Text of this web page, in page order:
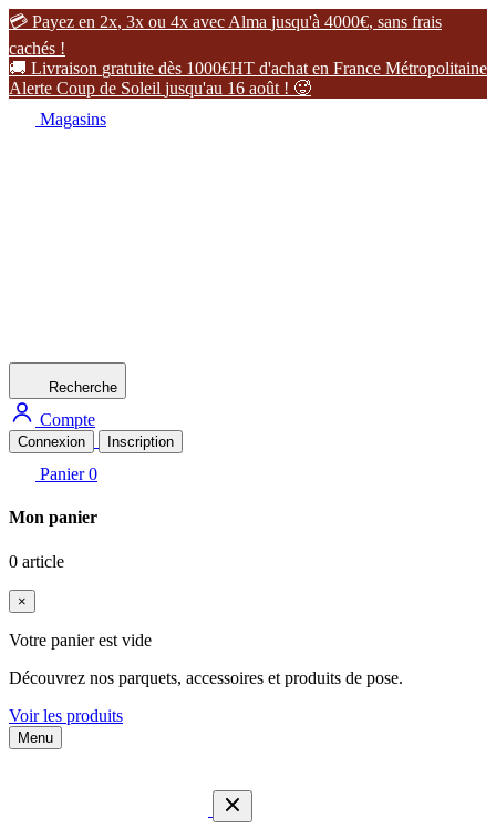
 Payez en 2x, 3x ou 4x avec Alma jusqu'à 4000€, sans frais
cachés !
 Livraison gratuite dès 1000€HT d'achat en France Métropolitaine
Alerte Coup de Soleil jusqu'au 16 août ! 
Magasins
Recherche
Compte
Connexion Inscription
Panier 0
Mon panier
0 article
×
Votre panier est vide
Découvrez nos parquets, accessoires et produits de pose.
Voir les produits
Menu